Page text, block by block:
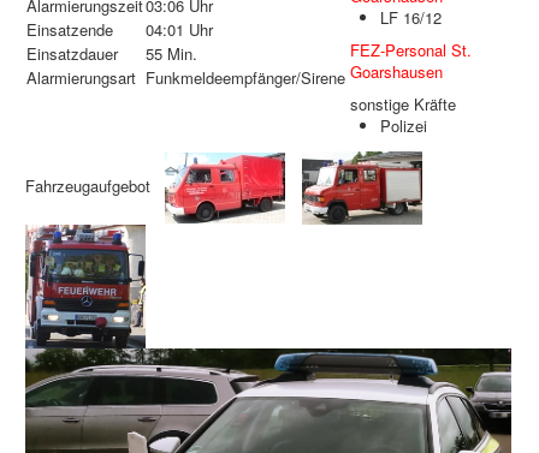
Alarmierungszeit03:06 Uhr
Einsatzende
04:01 Uhr
Einsatzdauer
55 Min.
Alarmierungsart Funkmeldeempfänger/Sirene
LF 16/12
FEZ-Personal St.
Goarshausen
sonstige Kräfte
Polizei
Fahrzeugaufgebot